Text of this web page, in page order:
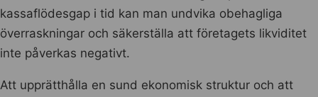
kassaflödesgap i tid kan man undvika obehagliga
överraskningar och säkerställa att företagets likviditet
inte påverkas negativt.
Att upprätthålla en sund ekonomisk struktur och att